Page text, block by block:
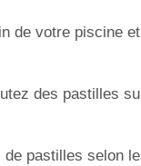
de votre piscine
des pastilles
pastilles selon